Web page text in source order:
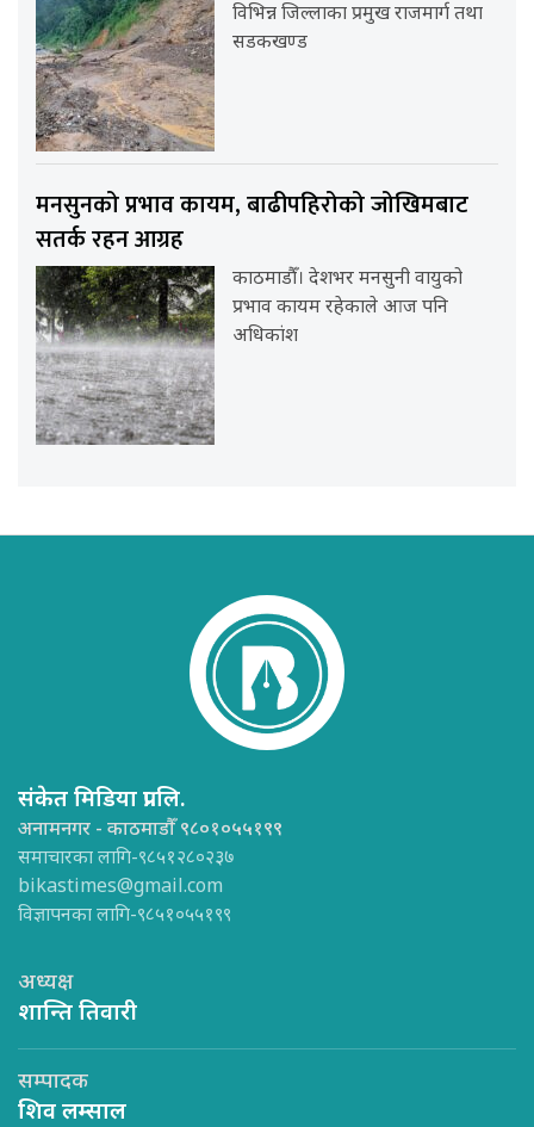
विभिन्न जिल्लाका प्रमुख राजमार्ग तथा
सडकखण्ड
मनसुनको प्रभाव कायम, बाढीपहिरोको जोखिमबाट
सतर्क रहन आग्रह
काठमाडौँ। देशभर मनसुनी वायुको
प्रभाव कायम रहेकाले आज पनि
अधिकांश
संकेत मिडिया प्रा.लि.
अनामनगर - काठमाडौँ ९८०१०५५१९९
समाचारका लागि-९८५१२८०२३७
bikastimes@gmail.com
विज्ञापनका लागि-९८५१०५५१९९
अध्यक्ष
शान्ति तिवारी
सम्पादक
शिव लम्साल